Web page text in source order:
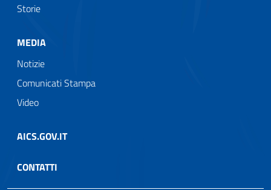
Storie
MEDIA
Notizie
Comunicati Stampa
Video
AICS.GOV.IT
CONTATTI